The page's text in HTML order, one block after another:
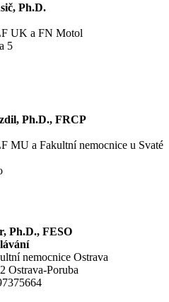
Ph.D.
UK a FN Motol
5
Ph.D., FRCP
MU a Fakultní nemocnice u Svaté
Ph.D., FESO
nemocnice Ostrava
Ostrava-Poruba